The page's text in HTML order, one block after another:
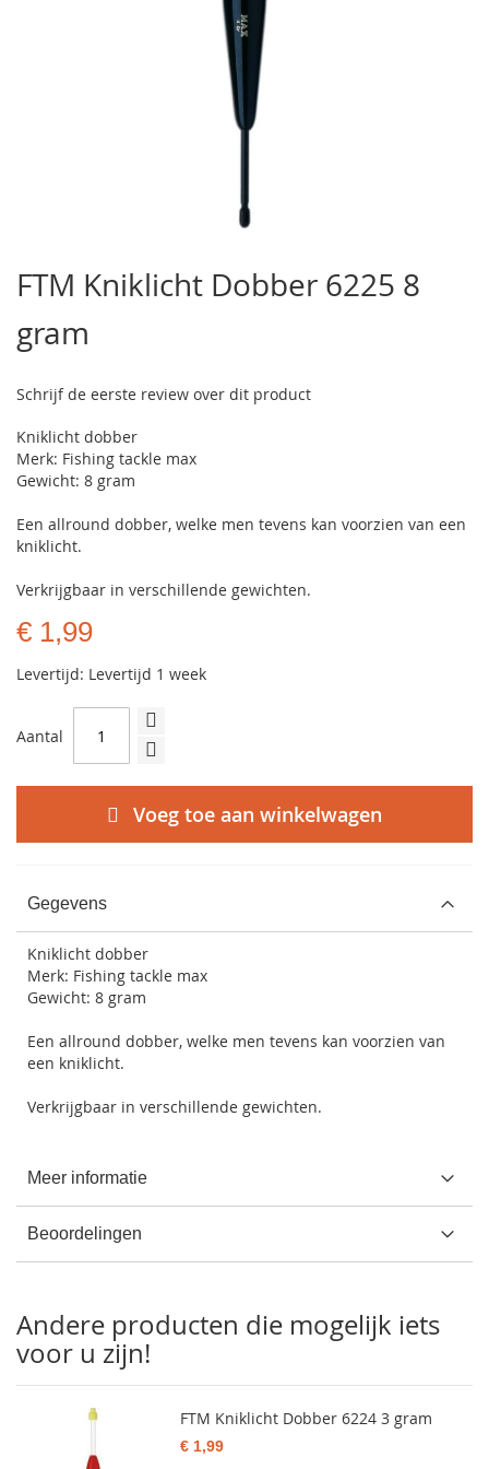
het
begin
van
de
gallerij
FTM Kniklicht Dobber 6225 8
gram
Schrijf de eerste review over dit product
Kniklicht dobber
Merk: Fishing tackle max
Gewicht: 8 gram
Een allround dobber, welke men tevens kan voorzien van een
kniklicht.
Verkrijgbaar in verschillende gewichten.
€ 1,99
Levertijd: Levertijd 1 week
Aantal
Voeg toe aan winkelwagen
Gegevens
Kniklicht dobber
Merk: Fishing tackle max
Gewicht: 8 gram
Een allround dobber, welke men tevens kan voorzien van
een kniklicht.
Verkrijgbaar in verschillende gewichten.
Meer informatie
Beoordelingen
Andere producten die mogelijk iets
voor u zijn!
FTM Kniklicht Dobber 6224 3 gram
€ 1,99